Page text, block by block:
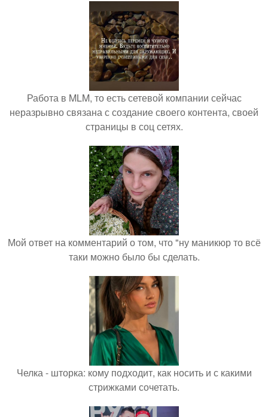
Работа в MLM, то есть сетевой компании сейчас
неразрывно связана с создание своего контента, своей
страницы в соц сетях.
Мой ответ на комментарий о том, что "ну маникюр то всё
таки можно было бы сделать.
Челка - шторка: кому подходит, как носить и с какими
стрижками сочетать.